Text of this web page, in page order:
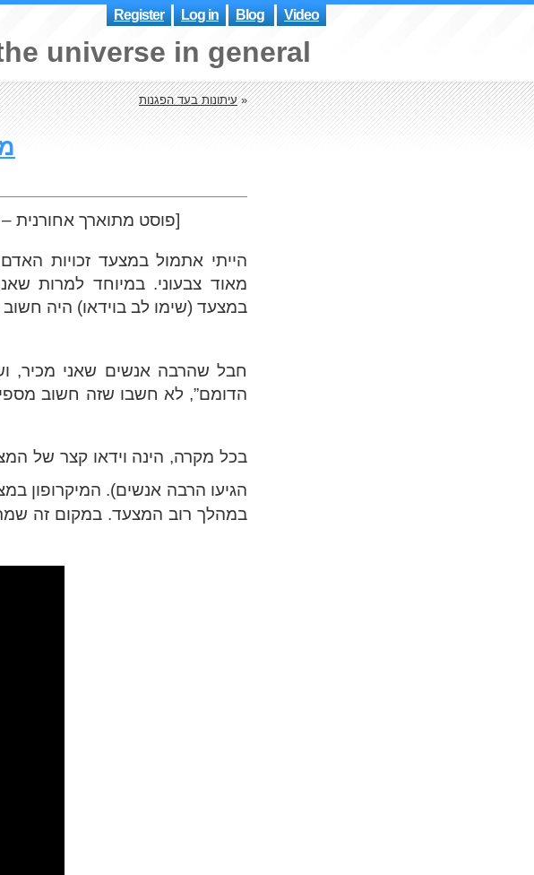
Register Log in Blog Video
universe in general
עיתונות בעד הפגנות»
[פוסט מתוארך אחורנית – לקח לי הרבה זמן לסדר את הוידאו בגלל בעיות מחשוב]
הייתי אתמול במצעד זכויות
מאוד צבעוני. במיוחד למרות
במצעד (שימו לב בוידאו) היה
חבל שהרבה אנשים שאני מכיר,
הדומם”, לא חשבו שזה חשוב
הגיעו הרבה אנשים). המיקרופון
במהלך רוב המצעד. במקום זה